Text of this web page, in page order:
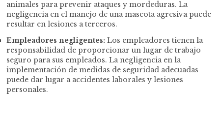
animales para prevenir ataques y mordeduras. La
negligencia en el manejo de una mascota agresiva puede
resultar en lesiones a terceros.
Empleadores negligentes: Los empleadores tienen la
responsabilidad de proporcionar un lugar de trabajo
seguro para sus empleados. La negligencia en la
implementación de medidas de seguridad adecuadas
puede dar lugar a accidentes laborales y lesiones
personales.